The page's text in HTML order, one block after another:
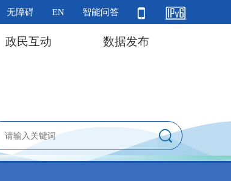
无障碍 EN 智能问答
政民互动 数据发布